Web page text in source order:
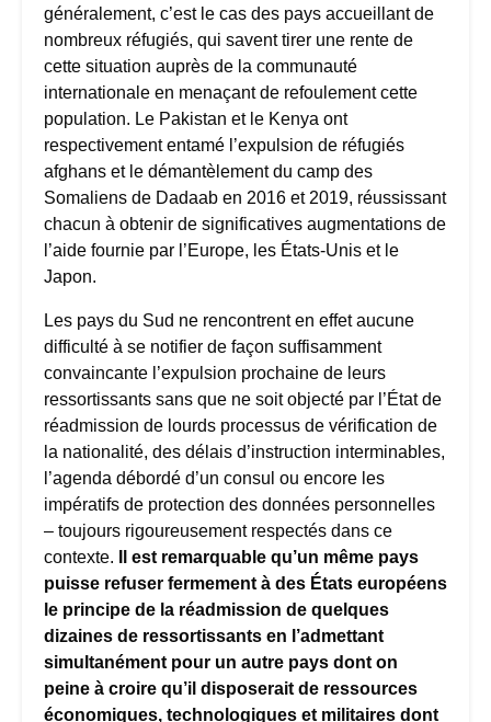
généralement, c’est le cas des pays accueillant de
nombreux réfugiés, qui savent tirer une rente de
cette situation auprès de la communauté
internationale en menaçant de refoulement cette
population. Le Pakistan et le Kenya ont
respectivement entamé l’expulsion de réfugiés
afghans et le démantèlement du camp des
Somaliens de Dadaab en 2016 et 2019, réussissant
chacun à obtenir de significatives augmentations de
l’aide fournie par l’Europe, les États-Unis et le
Japon.
Les pays du Sud ne rencontrent en effet aucune
difficulté à se notifier de façon suffisamment
convaincante l’expulsion prochaine de leurs
ressortissants sans que ne soit objecté par l’État de
réadmission de lourds processus de vérification de
la nationalité, des délais d’instruction interminables,
l’agenda débordé d’un consul ou encore les
impératifs de protection des données personnelles
– toujours rigoureusement respectés dans ce
contexte. Il est remarquable qu’un même pays
puisse refuser fermement à des États européens
le principe de la réadmission de quelques
dizaines de ressortissants en l’admettant
simultanément pour un autre pays dont on
peine à croire qu’il disposerait de ressources
économiques, technologiques et militaires dont